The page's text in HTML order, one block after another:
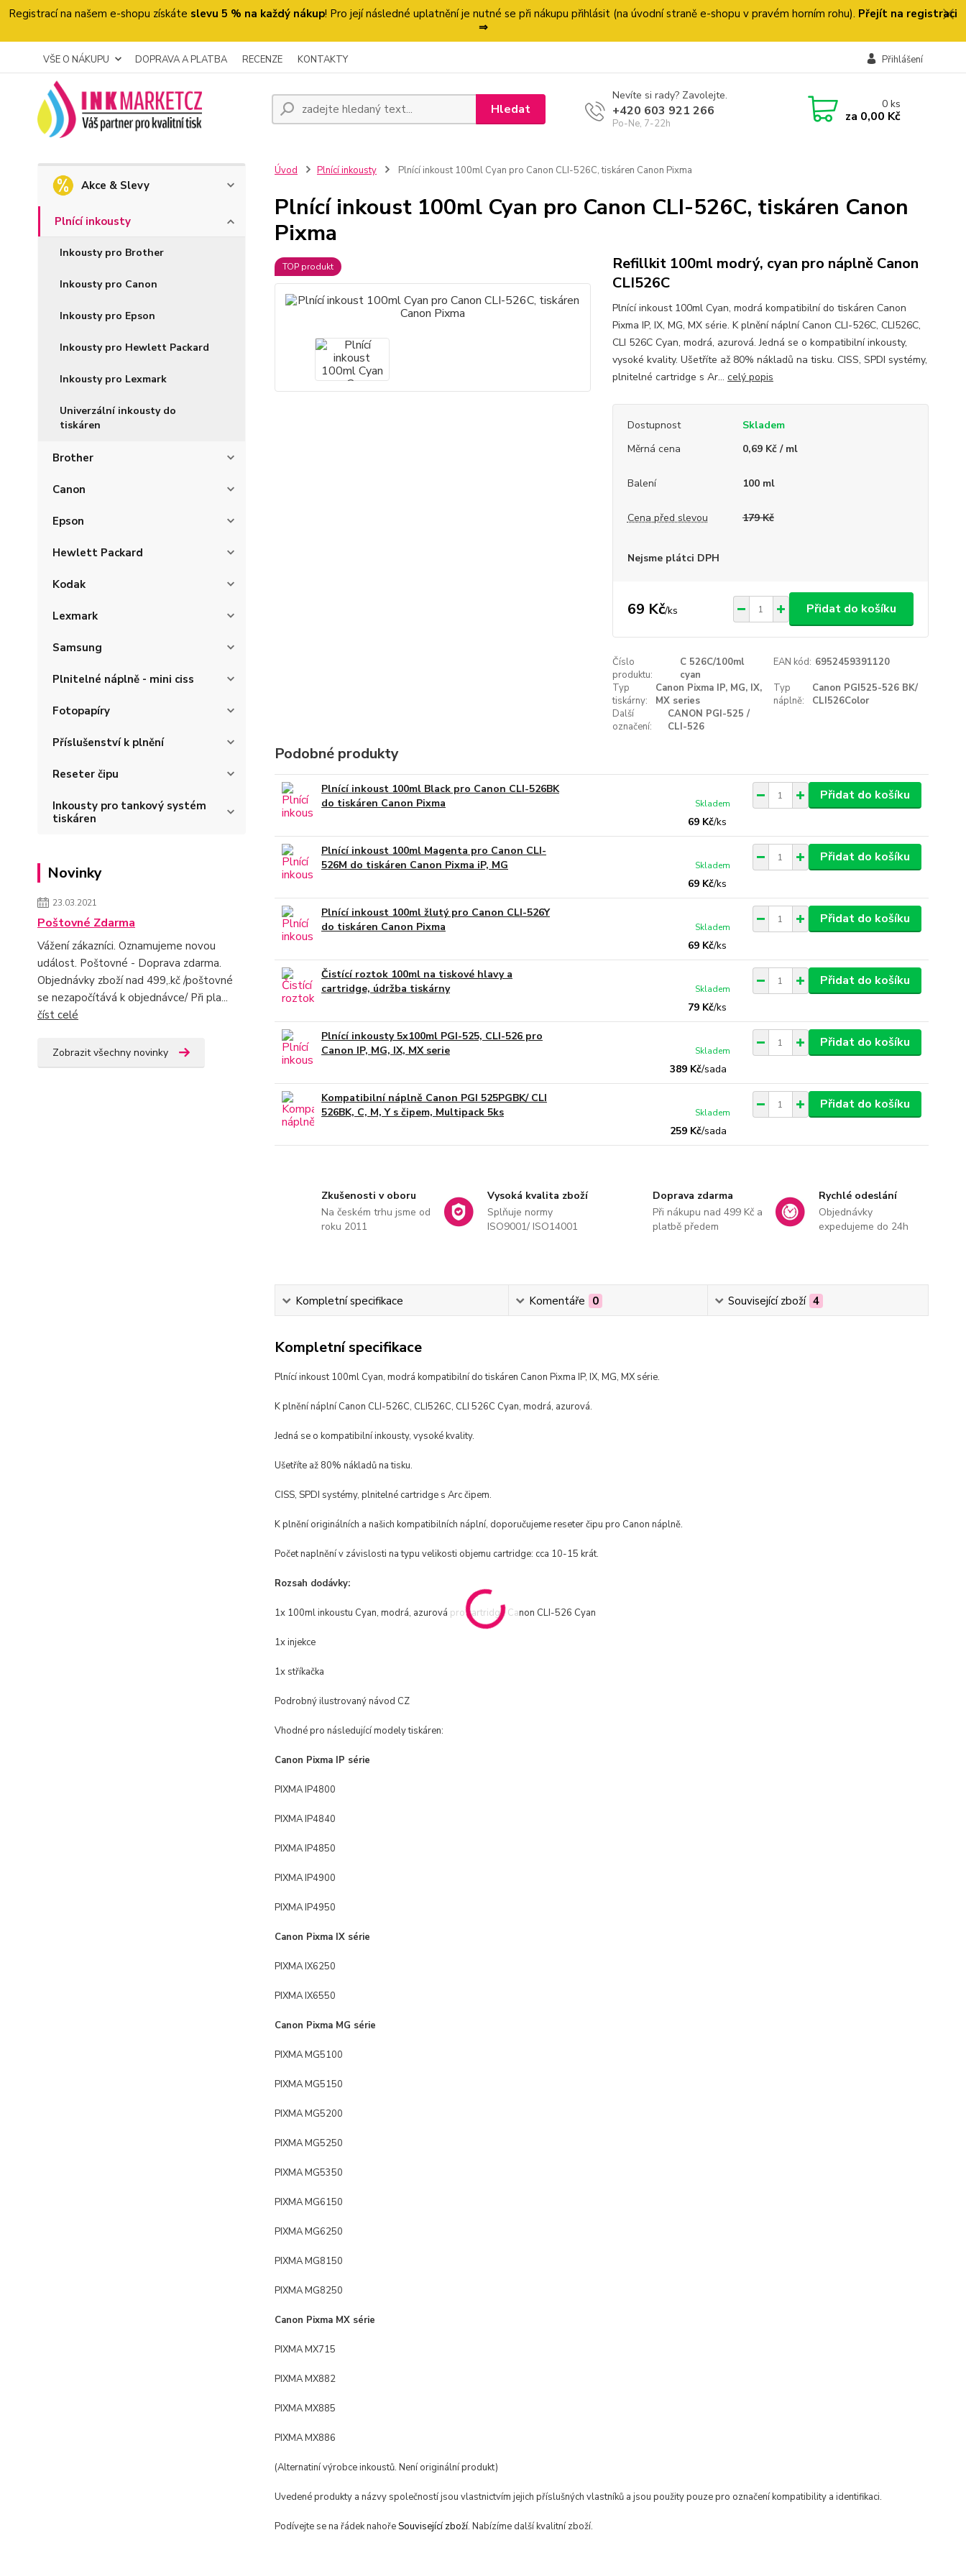
Registrací na našem e-shopu získáte slevu 5 % na každý nákup! Pro její následné uplatnění je nutné se při nákupu přihlásit (na úvodní straně e-shopu v pravém horním rohu). Přejít na registraci
⇒
VŠE O NÁKUPU DOPRAVA A PLATBA RECENZE KONTAKTY Přihlášení
Hledat
Nevíte si rady? Zavolejte.
+420 603 921 266
Po-Ne, 7-22h
0ks
za 0,00 Kč
Akce & Slevy
Plnící inkousty
Inkousty pro Brother
Inkousty pro Canon
Inkousty pro Epson
Inkousty pro Hewlett Packard
Inkousty pro Lexmark
Univerzální inkousty do
tiskáren
Brother
Canon
Epson
Hewlett Packard
Kodak
Lexmark
Samsung
Plnitelné náplně - mini ciss
Fotopapíry
Příslušenství k plnění
Reseter čipu
Inkousty pro tankový systém
tiskáren
Novinky
23.03.2021
Poštovné Zdarma
Vážení zákazníci. Oznamujeme novou
událost. Poštovné - Doprava zdarma.
Objednávky zboží nad 499,.kč /poštovné
se nezapočítává k objednávce/ Při pla...
číst celé
Zobrazit všechny novinky
Úvod Plnící inkousty Plnící inkoust 100ml Cyan pro Canon CLI-526C, tiskáren Canon Pixma
Plnící inkoust 100ml Cyan pro Canon CLI-526C, tiskáren Canon
Pixma
TOP produkt
Refillkit 100ml modrý, cyan pro náplně Canon
CLI526C
Plnící inkoust 100ml Cyan, modrá kompatibilní do tiskáren Canon
Pixma IP, IX, MG, MX série. K plnění náplní Canon CLI-526C, CLI526C,
CLI 526C Cyan, modrá, azurová. Jedná se o kompatibilní inkousty,
vysoké kvality. Ušetříte až 80% nákladů na tisku. CISS, SPDI systémy,
plnitelné cartridge s Ar... celý popis
Dostupnost
Skladem
Měrná cena
0,69 Kč / ml
Balení 100 ml
Cena před slevou 179 Kč
Nejsme plátci DPH
69 Kč/ks Přidat do košíku
Číslo
produktu:
C 526C/100ml
cyan
EAN kód: 6952459391120
Typ
tiskárny:
Canon Pixma IP, MG, IX,
MX series
Typ
náplně:
Canon PGI525-526 BK/
CLI526Color
Další
označení:
CANON PGI-525 /
CLI-526
Podobné produkty
Plnící inkoust 100ml Black pro Canon CLI-526BK
do tiskáren Canon Pixma
69 Kč/ks
Skladem
Přidat do košíku
Plnící inkoust 100ml Magenta pro Canon CLI-
526M do tiskáren Canon Pixma iP, MG
69 Kč/ks
Skladem
Přidat do košíku
Plnící inkoust 100ml žlutý pro Canon CLI-526Y
do tiskáren Canon Pixma
69 Kč/ks
Skladem
Přidat do košíku
Čistící roztok 100ml na tiskové hlavy a
cartridge, údržba tiskárny
79 Kč/ks
Skladem
Přidat do košíku
Plnící inkousty 5x100ml PGI-525, CLI-526 pro
Canon IP, MG, IX, MX serie
389 Kč/sada
Skladem
Přidat do košíku
Kompatibilní náplně Canon PGI 525PGBK/ CLI
526BK, C, M, Y s čipem, Multipack 5ks
259 Kč/sada
Skladem
Přidat do košíku
Zkušenosti v oboru
Na českém trhu jsme od
roku 2011
Vysoká kvalita zboží
Splňuje normy
ISO9001/ ISO14001
Doprava zdarma
Při nákupu nad 499 Kč a
platbě předem
Rychlé odeslání
Objednávky
expedujeme do 24h
Kompletní specifikace Komentáře 0 Související zboží 4
Kompletní specifikace
Plnící inkoust 100ml Cyan, modrá kompatibilní do tiskáren Canon Pixma IP, IX, MG, MX série.
K plnění náplní Canon CLI-526C, CLI526C, CLI 526C Cyan, modrá, azurová.
Jedná se o kompatibilní inkousty, vysoké kvality.
Ušetříte až 80% nákladů na tisku.
CISS, SPDI systémy, plnitelné cartridge s Arc čipem.
K plnění originálních a našich kompatibilních náplní, doporučujeme reseter čipu pro Canon náplně.
Počet naplnění v závislosti na typu velikosti objemu cartridge: cca 10-15 krát.
Rozsah dodávky:
1x 100ml inkoustu Cyan, modrá, azurová pro cartridge Canon CLI-526 Cyan
1x injekce
1x stříkačka
Podrobný ilustrovaný návod CZ
Vhodné pro následující modely tiskáren:
Canon Pixma IP série
PIXMA IP4800
PIXMA IP4840
PIXMA IP4850
PIXMA IP4900
PIXMA IP4950
Canon Pixma IX série
PIXMA IX6250
PIXMA IX6550
Canon Pixma MG série
PIXMA MG5100
PIXMA MG5150
PIXMA MG5200
PIXMA MG5250
PIXMA MG5350
PIXMA MG6150
PIXMA MG6250
PIXMA MG8150
PIXMA MG8250
Canon Pixma MX série
PIXMA MX715
PIXMA MX882
PIXMA MX885
PIXMA MX886
(Alternatiní výrobce inkoustů. Není originální produkt)
Uvedené produkty a názvy společností jsou vlastnictvím jejich příslušných vlastníků a jsou použity pouze pro označení kompatibility a identifikaci.
Podívejte se na řádek nahořeSouvisející zboží. Nabízíme další kvalitní zboží.